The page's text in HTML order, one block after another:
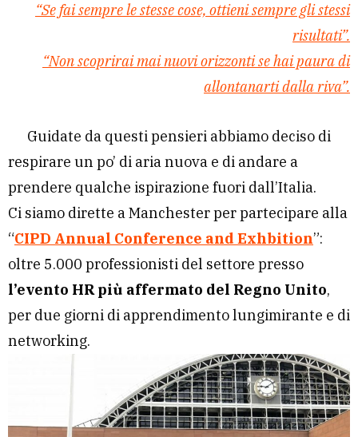
“Se fai sempre le stesse cose, ottieni sempre gli stessi
risultati”.
“Non scoprirai mai nuovi orizzonti se hai paura di
allontanarti dalla riva”.
Guidate da questi pensieri abbiamo deciso di
respirare un po’ di aria nuova e di andare a
prendere qualche ispirazione fuori dall’Italia.
Ci siamo dirette a Manchester per partecipare alla
“CIPD Annual Conference and Exhbition”:
oltre 5.000 professionisti del settore presso
l’evento HR più affermato del Regno Unito,
per due giorni di apprendimento lungimirante e di
networking.